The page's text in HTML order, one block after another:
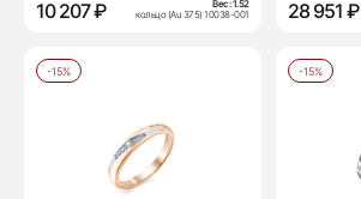
10 207 ₽ Вес:1.52
кольцо (Au 375) 10038-001
28 951 ₽
-15% -15%